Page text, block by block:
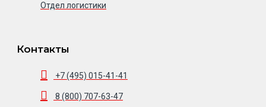
Отдел логистики
Контакты
+7 (495) 015-41-41
8 (800) 707-63-47